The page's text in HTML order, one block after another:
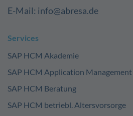
E-Mail: info@abresa.de
Services
SAP HCM Akademie
SAP HCM Application Management
SAP HCM Beratung
SAP HCM betriebl. Altersvorsorge